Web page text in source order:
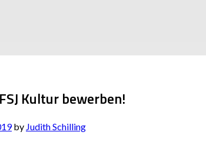
Kultur bewerben!
by Judith Schilling